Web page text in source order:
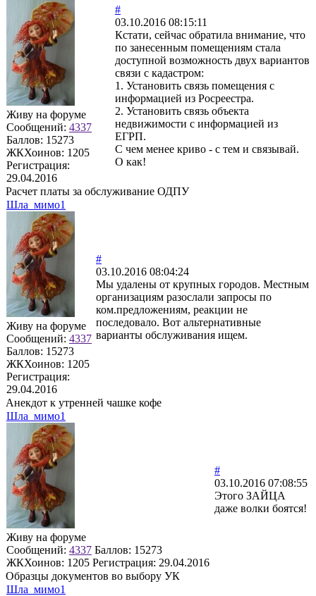
Живу на форуме
Сообщений: 4337
Баллов: 15273
ЖКХоинов: 1205
Регистрация:
29.04.2016
#
03.10.2016 08:15:11
Кстати, сейчас обратила внимание, что
по занесенным помещениям стала
доступной возможность двух вариантов
связи с кадастром:
1. Установить связь помещения с
информацией из Росреестра.
2. Установить связь объекта
недвижимости с информацией из
ЕГРП.
С чем менее криво - с тем и связывай.
О как!
Расчет платы за обслуживание ОДПУ
Шла_мимо1
Живу на форуме
Сообщений: 4337
Баллов: 15273
ЖКХоинов: 1205
Регистрация:
29.04.2016
#
03.10.2016 08:04:24
Мы удалены от крупных городов. Местным
организациям разослали запросы по
ком.предложениям, реакции не
последовало. Вот альтернативные
варианты обслуживания ищем.
Анекдот к утренней чашке кофе
Шла_мимо1
Живу на форуме
Сообщений: 4337 Баллов: 15273
ЖКХоинов: 1205 Регистрация: 29.04.2016
#
03.10.2016 07:08:55
Этого ЗАЙЦА
даже волки боятся!
Образцы документов во выбору УК
Шла_мимо1